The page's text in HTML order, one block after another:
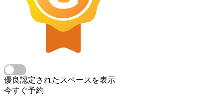
優良認定されたスペースを表示
今すぐ予約